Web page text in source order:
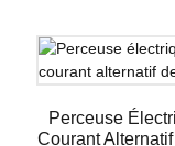
Perceuse
Courant